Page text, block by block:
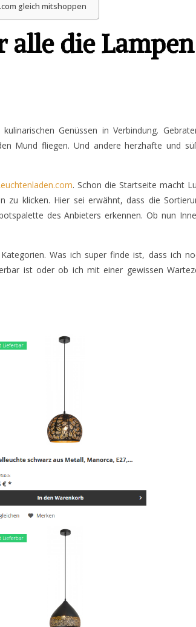
gleich mitshoppen
alle die Lampen
Genüssen in Verbindung.
Mund fliegen. Und andere herzhafte und
. Schon die Startseite macht
zu klicken. Hier sei erwähnt, dass die
des Anbieters erkennen. Ob nun
Was ich super finde ist, dass ich
ist oder ob ich mit einer gewissen